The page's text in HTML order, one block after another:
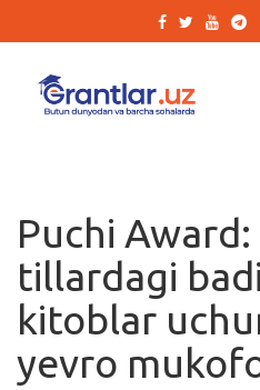
Ishlar
Kurslar
Blog
Yana
Puchi
tillardagi
kitoblar
yevro